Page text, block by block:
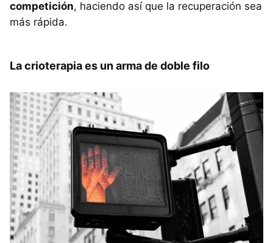
competición, haciendo así que la recuperación sea
más rápida.
La crioterapia es un arma de doble filo